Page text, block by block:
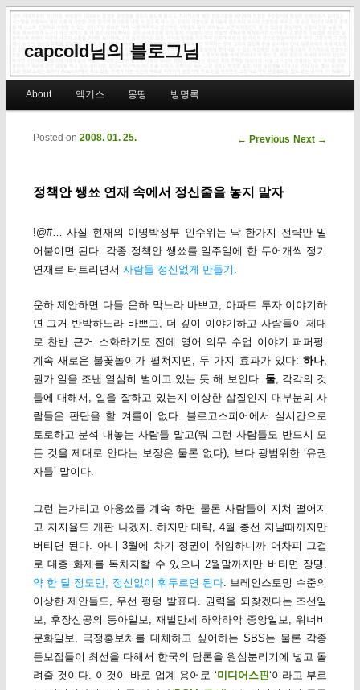
capcold님의 블로그님
Skip to primary content
Skip to secondary content
About 엑기스 몽땅 방명록
Post navigation
← Previous Next →
정책안 쌩쑈 연재 속에서 정신줄을 놓지 말자
Posted on 2008. 01. 25.
!@#… 사실 현재의 이명박정부 인수위는 딱 한가지 전략만 밀
어붙이면 된다. 각종 정책안 쌩쑈를 일주일에 한 두어개씩 정기
연재로 터트리면서 사람들 정신없게 만들기
운하 제안하면 다들 운하 막느라 바쁘고, 아파트 투자 이야기하
면 그거 반박하느라 바쁘고, 더 깊이 이야기하고 사람들이 제대
로 찬반 근거 소화하기도 전에 영어 의무 수업 이야기 퍼퍼펑.
계속 새로운 불꽃놀이가 펼쳐지면, 두 가지 효과가 있다:하나,
뭔가 일을 조낸 열심히 벌이고 있는 듯 해 보인다. 둘, 각각의 것
들에 대해서, 일을 잘하고 있는지 이상한 삽질인지 대부분의 사
람들은 판단을 할 겨를이 없다. 블로고스피어에서 실시간으로
토로하고 분석 내놓는 사람들 말고(뭐 그런 사람들도 반드시 모
든 것을 제대로 안다는 보장은 물론 없다), 보다 광범위한 ‘유권
자들’ 말이다.
그런 눈가리고 아웅쑈를 계속 하면 물론 사람들이 지쳐 떨어지
고 지지율도 개판 나겠지. 하지만 대략, 4월 총선 지날때까지만
버티면 된다. 아니 3월에 차기 정권이 취임하니까 어차피 그걸
로 대충 화제를 독차지할 수 있으니 2월말까지만 버티면 장땡.
약 한 달 정도만, 정신없이 휘두르면 된다. 브레인스토밍 수준의
이상한 제안들도, 우선 펑펑 발표다. 권력을 되찾겠다는 조선일
보, 후장신공의 동아일보, 재벌만세 하악하악 중앙일보, 워너비
문화일보, 국정홍보처를 대체하고 싶어하는 SBS는 물론 각종
듣보잡들이 최선을 다해서 한국의 담론을 원심분리기에 넣고 돌
려줄 것이다. 이것이 바로 업계 용어로 ‘미디어스핀 ‘이라고 부르